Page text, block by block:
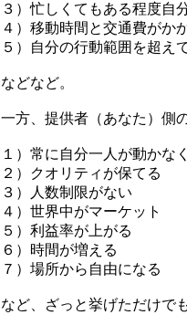
３）忙しくてもある程度自
４）移動時間と交通費がか
５）自分の行動範囲を超え
などなど。
一方、提供者（あなた）側
１）常に自分一人が動かな
２）クオリティが保てる
３）人数制限がない
４）世界中がマーケット
５）利益率が上がる
６）時間が増える
７）場所から自由になる
など、ざっと挙げただけで